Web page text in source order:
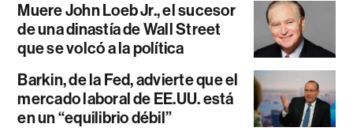
Muere John Loeb Jr., el sucesor
de una dinastía de Wall Street
que se volcó a la política
Barkin, de la Fed, advierte que el
mercado laboral de EE.UU. está
en un “equilibrio débil”